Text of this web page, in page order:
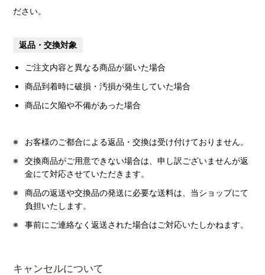
ださい。
返品・交換対象
ご注文内容と異なる商品が届いた場合
商品到着時に破損・汚損が発生していた場合
商品に欠陥や不備があった場合
お客様のご都合による返品・交換は受け付けておりません。
交換商品がご用意できない場合は、申し訳ございませんが返
金にて対応させていただきます。
商品の返送や交換品の発送に必要な送料は、当ショップにて
負担いたします。
事前にご連絡なく返送された場合はご対応いたしかねます。
キャンセルについて